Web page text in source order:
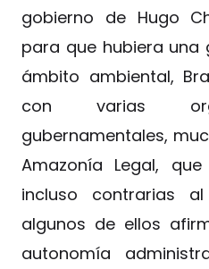
gobierno de Hugo
para que hubiera una
ámbito ambiental,
con varias
gubernamentales,
Amazonía Legal,
incluso contrarias
algunos de ellos
autonomía